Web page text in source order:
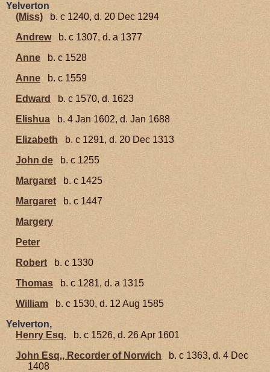
Yelverton
(Miss)
b. c 1240, d. 20 Dec 1294
Andrew
b. c 1307, d. a 1377
Anne
b. c 1528
Anne
b. c 1559
Edward
b. c 1570, d. 1623
Elishua
b. 4 Jan 1602, d. Jan 1688
Elizabeth
b. c 1291, d. 20 Dec 1313
John de
b. c 1255
Margaret
b. c 1425
Margaret
b. c 1447
Margery
Peter
Robert
b. c 1330
Thomas
b. c 1281, d. a 1315
William
b. c 1530, d. 12 Aug 1585
Yelverton,
Henry Esq.
b. c 1526, d. 26 Apr 1601
John Esq., Recorder of Norwich
b. c 1363, d. 4 Dec
1408